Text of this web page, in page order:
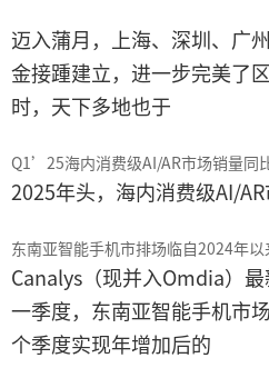
迈入蒲月，上海、深圳、广
金接踵建立，进一步完美了
时，天下多地也于
Q1’25海内消费级AI/AR市场销量同
2025年头，海内消费级AI/AR
东南亚智能手机市排场临自2024年
Canalys（现并入Omdia）
一季度，东南亚智能手机市
个季度实现年增加后的